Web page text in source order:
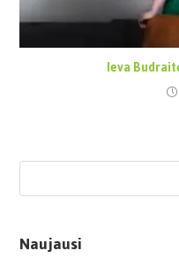
Ieva
Naujausi